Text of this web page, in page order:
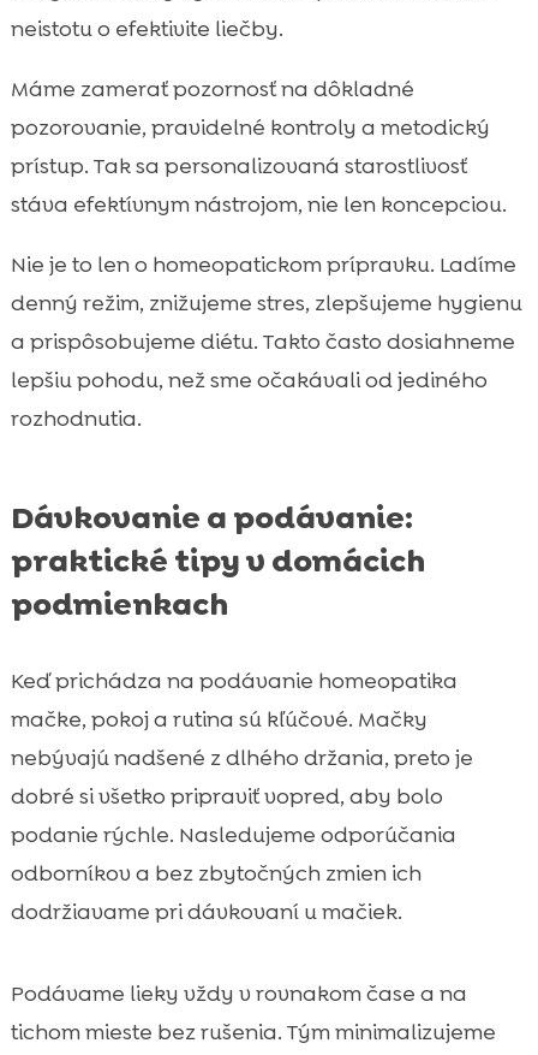
neistotu o efektivite liečby.
Máme zamerať pozornosť na dôkladné
pozorovanie, pravidelné kontroly a metodický
prístup. Tak sa personalizovaná starostlivosť
stáva efektívnym nástrojom, nie len koncepciou.
Nie je to len o homeopatickom prípravku. Ladíme
denný režim, znižujeme stres, zlepšujeme hygienu
a prispôsobujeme diétu. Takto často dosiahneme
lepšiu pohodu, než sme očakávali od jediného
rozhodnutia.
Dávkovanie a podávanie:
praktické tipy v domácich
podmienkach
Keď prichádza na podávanie homeopatika
mačke, pokoj a rutina sú kľúčové. Mačky
nebývajú nadšené z dlhého držania, preto je
dobré si všetko pripraviť vopred, aby bolo
podanie rýchle. Nasledujeme odporúčania
odborníkov a bez zbytočných zmien ich
dodržiavame pri dávkovaní u mačiek.
Podávame lieky vždy v rovnakom čase a na
tichom mieste bez rušenia. Tým minimalizujeme